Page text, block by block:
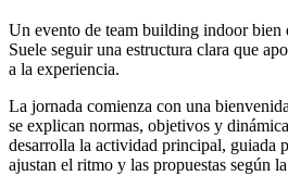
Un evento de team building indoor bien
Suele seguir una estructura clara que
a la experiencia.
La jornada comienza con una
se explican normas, objetivos y
desarrolla la actividad principal, guiada
ajustan el ritmo y las propuestas según